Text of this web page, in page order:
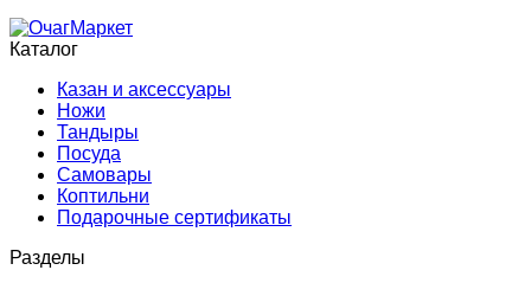
Каталог
Казан и аксессуары
Ножи
Тандыры
Посуда
Самовары
Коптильни
Подарочные сертификаты
Разделы